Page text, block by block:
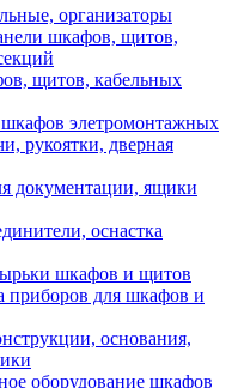
организаторы
шкафов, щитов,
щитов, кабельных
шкафов элетромонтажных
рукоятки, дверная
документации, ящики
оснастка
шкафов и щитов
приборов для шкафов и
основания,
оборудование шкафов